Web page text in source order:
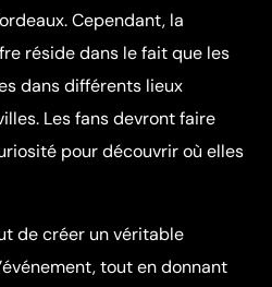
Cependant, la
réside dans le fait que les
dans différents lieux
Les fans devront faire
pour découvrir où elles
de créer un véritable
tout en donnant